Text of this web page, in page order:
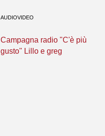
AUDIOVIDEO
Campagna radio "C'è più
gusto" Lillo e greg